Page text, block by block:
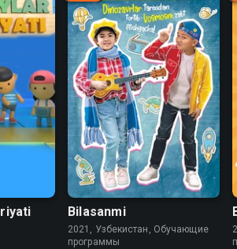
Bilasanmi
2021, Узбекистан, Обучающие
программы